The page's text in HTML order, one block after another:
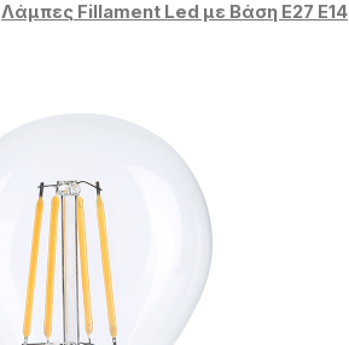
Λάμπες Fillament Led με Βάση Ε27 E14